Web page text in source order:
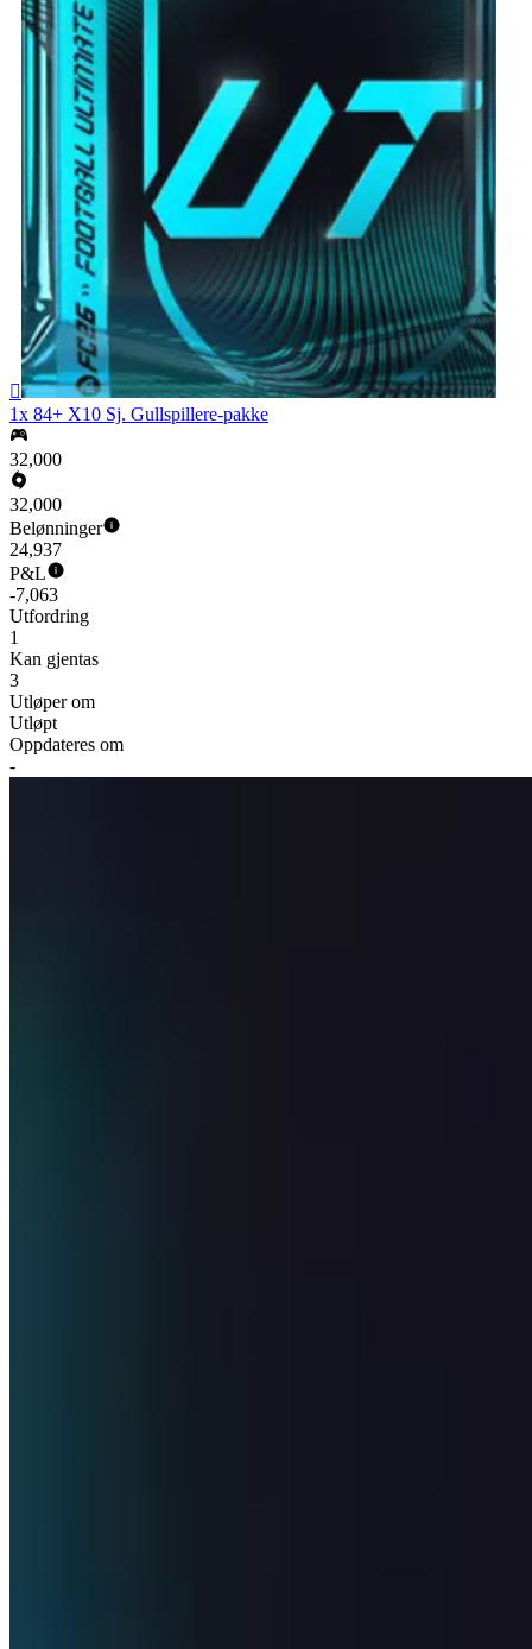

1x 84+ X10 Sj. Gullspillere-pakke
32,000
32,000
Belønninger
24,937
P&L
-7,063
Utfordring
1
Kan gjentas
3
Utløper om
Utløpt
Oppdateres om
-